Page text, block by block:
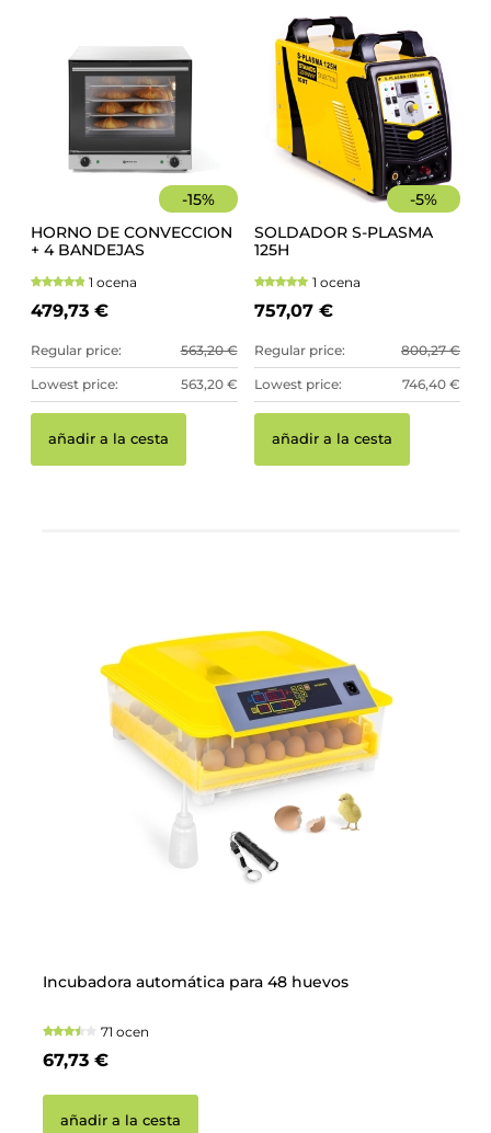
-15%
HORNO DE CONVECCION
+ 4 BANDEJAS
1 ocena
479,73 €
Regular price: 563,20 €
Lowest price: 563,20 €
añadir a la cesta
-5%
SOLDADOR S-PLASMA
125H
1 ocena
757,07 €
Regular price: 800,27 €
Lowest price: 746,40 €
añadir a la cesta
Incubadora automática para 48 huevos
71 ocen
67,73 €
añadir a la cesta